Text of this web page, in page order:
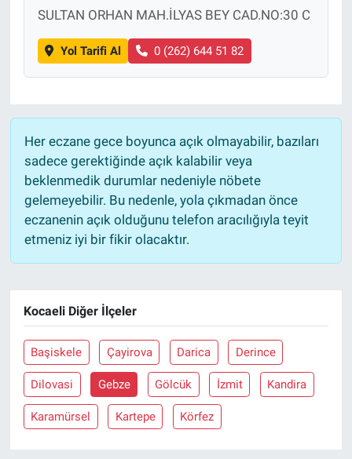
SULTAN ORHAN MAH.İLYAS BEY CAD.NO:30 C
Yol Tarifi Al 0 (262) 644 51 82
Her eczane gece boyunca açık olmayabilir, bazıları
sadece gerektiğinde açık kalabilir veya
beklenmedik durumlar nedeniyle nöbete
gelemeyebilir. Bu nedenle, yola çıkmadan önce
eczanenin açık olduğunu telefon aracılığıyla teyit
etmeniz iyi bir fikir olacaktır.
Kocaeli Diğer İlçeler
Başiskele Çayirova Darica Derince
Dilovasi Gebze Gölcük İzmit Kandira
Karamürsel Kartepe Körfez